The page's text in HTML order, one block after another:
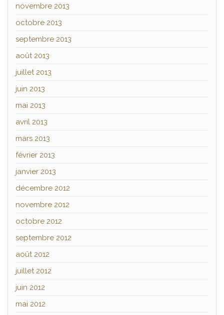
novembre 2013
octobre 2013
septembre 2013
août 2013
juillet 2013
juin 2013
mai 2013
avril 2013
mars 2013
février 2013
janvier 2013
décembre 2012
novembre 2012
octobre 2012
septembre 2012
août 2012
juillet 2012
juin 2012
mai 2012